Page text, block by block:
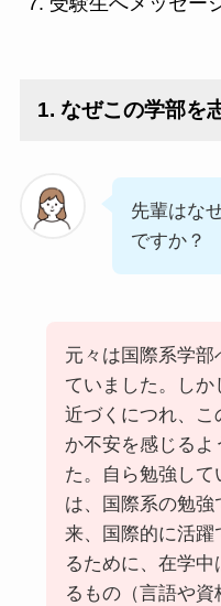
1. なぜこの学部を
先輩はな
ですか？
元々は国際系学部
ていました。し
近づくにつれ、こ
か不安を感じるよ
た。自ら勉強して
は、国際系の勉強
来、国際的に活躍
るために、在学
るもの（言語や